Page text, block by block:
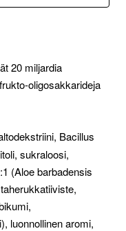
20 miljardia
oligosakkarideja
Bacillus
sukraloosi,
(Aloe barbadensis
luonnollinen aromi,